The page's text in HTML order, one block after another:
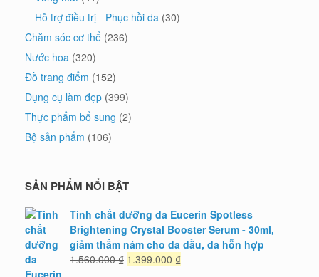
Hỗ trợ điều trị - Phục hồi da (30)
Chăm sóc cơ thể (236)
Nước hoa (320)
Đồ trang điểm (152)
Dụng cụ làm đẹp (399)
Thực phẩm bổ sung (2)
Bộ sản phẩm (106)
SẢN PHẨM NỔI BẬT
Tinh chất dưỡng da Eucerin Spotless
Brightening Crystal Booster Serum - 30ml,
giảm thấm nám cho da dầu, da hỗn hợp
1.560.000₫ Giá
1.399.000 ₫Giá